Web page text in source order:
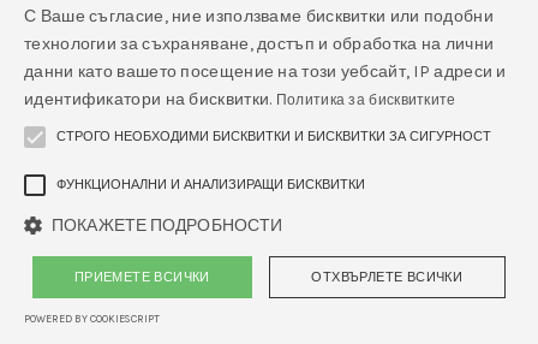
Heine к-т BETA 4: отоскоп G100 LED
HQ, дръжка на батерии, ушни
С Ваше съгласие, ние използваме бисквитки или подобни
технологии за съхраняване, достъп и обработка на лични
данни като вашето посещение на този уебсайт, IP адреси и
идентификатори на бисквитки. Политика за бисквитките
СТРОГО НЕОБХОДИМИ БИСКВИТКИ И БИСКВИТКИ ЗА СИГУРНОСТ
ФУНКЦИОНАЛНИ И АНАЛИЗИРАЩИ БИСКВИТКИ
ПОКАЖЕТЕ ПОДРОБНОСТИ
ПРИЕМЕТЕ ВСИЧКИ ОТХВЪРЛЕТЕ ВСИЧКИ
POWERED BY COOKIESCRIPT